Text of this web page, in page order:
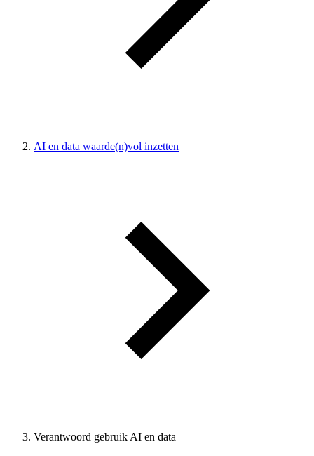
AI en data waarde(n)vol inzetten
Verantwoord gebruik AI en data